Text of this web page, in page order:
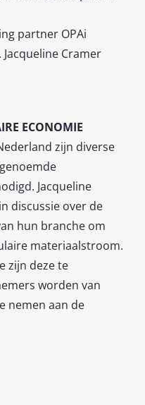
partner OPAi
Cramer
ECONOMIE
zijn diverse
Jacqueline
discussie over de
hun branche om
materiaalstroom.
zijn deze te
worden van
nemen aan de